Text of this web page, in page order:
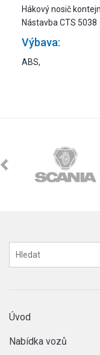
Hákový nosič
Nástavba CTS 5038
Výbava:
ABS,
Úvod
Nabídka vozů